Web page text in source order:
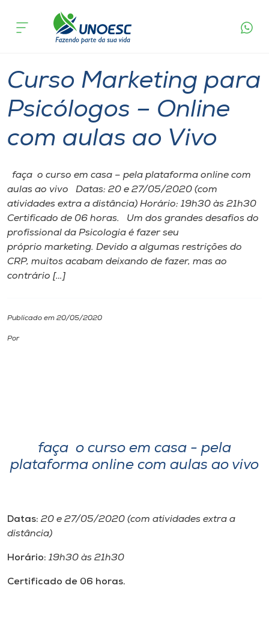
Cursos
Pesquisa
Atendimento ao Estudante
Portal de Ensino
A
Internacionalização
Editora
Unoesc
acontece
Curso Marketing para
Psicólogos – Online
com aulas ao Vivo
faça o curso em casa – pela plataforma online com
aulas ao vivo Datas: 20 e 27/05/2020 (com
atividades extra a distância) Horário: 19h30 às 21h30
Certificado de 06 horas. Um dos grandes desafios do
profissional da Psicologia é fazer seu
próprio marketing. Devido a algumas restrições do
CRP, muitos acabam deixando de fazer, mas ao
contrário […]
Publicado em 20/05/2020
Por
faça o curso em casa - pela
plataforma online com aulas ao vivo
Datas: 20 e 27/05/2020 (com atividades extra a
distância)
Horário: 19h30 às 21h30
Certificado de 06 horas.